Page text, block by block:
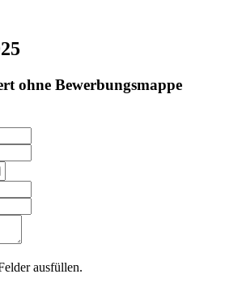
ohne Bewerbungsmappe
ausfüllen.